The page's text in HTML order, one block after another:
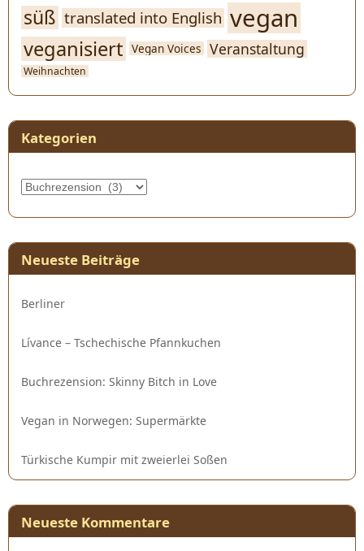
süß translated into English vegan
veganisiert Vegan Voices Veranstaltung
Weihnachten
Kategorien
Kategorien
Neueste Beiträge
Berliner
Lívance – Tschechische Pfannkuchen
Buchrezension: Skinny Bitch in Love
Vegan in Norwegen: Supermärkte
Türkische Kumpir mit zweierlei Soßen
Neueste Kommentare